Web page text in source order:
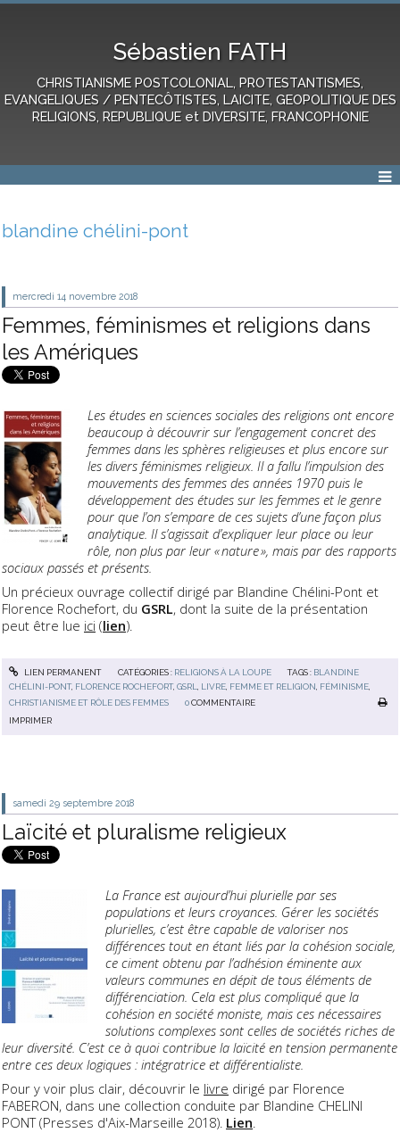
Sébastien FATH
CHRISTIANISME POSTCOLONIAL, PROTESTANTISMES,
EVANGELIQUES / PENTECÔTISTES, LAICITE, GEOPOLITIQUE DES
RELIGIONS, REPUBLIQUE et DIVERSITE, FRANCOPHONIE
blandine chélini-pont
mercredi 14 novembre 2018
Femmes, féminismes et religions dans
les Amériques
Les études en sciences sociales des religions ont encore
beaucoup à découvrir sur l’engagement concret des
femmes dans les sphères religieuses et plus encore sur
les divers féminismes religieux. Il a fallu l’impulsion des
mouvements des femmes des années 1970 puis le
développement des études sur les femmes et le genre
pour que l’on s’empare de ces sujets d’une façon plus
analytique. Il s’agissait d’expliquer leur place ou leur
rôle, non plus par leur « nature », mais par des rapports
sociaux passés et présents.
Un précieux ouvrage collectif dirigé par Blandine Chélini-Pont et
Florence Rochefort, du GSRL, dont la suite de la présentation
peut être lue ici (lien).
LIEN PERMANENT CATÉGORIES : RELIGIONS À LA LOUPE TAGS : BLANDINE
CHÉLINI-PONT, FLORENCE ROCHEFORT,GSRL LIVRE FEMME ET RELIGION FÉMINISME
CHRISTIANISME ET RÔLE DES FEMMES
0 COMMENTAIRE
IMPRIMER
samedi 29 septembre 2018
Laïcité et pluralisme religieux
La France est aujourd’hui plurielle par ses
populations et leurs croyances. Gérer les sociétés
plurielles, c’est être capable de valoriser nos
différences tout en étant liés par la cohésion sociale,
ce ciment obtenu par l’adhésion éminente aux
valeurs communes en dépit de tous éléments de
différenciation. Cela est plus compliqué que la
cohésion en société moniste, mais ces nécessaires
solutions complexes sont celles de sociétés riches de
leur diversité. C’est ce à quoi contribue la laïcité en tension permanente
entre ces deux logiques : intégratrice et différentialiste.
Pour y voir plus clair, découvrir le livre dirigé par Florence
FABERON, dans une collection conduite par Blandine CHELINI
PONT (Presses d'Aix-Marseille 2018). Lien.